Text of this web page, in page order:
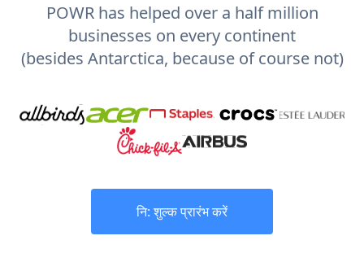
POWR has helped over a half million
businesses on every continent
(besides Antarctica, because of course not)
नि: शुल्क प्रारंभ करें